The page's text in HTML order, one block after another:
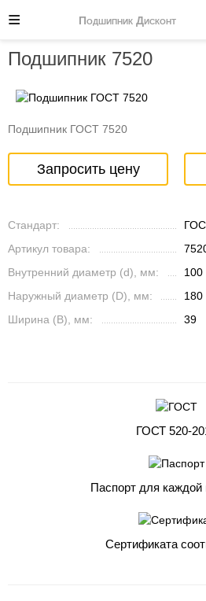
Подшипник 7520
Подшипник ГОСТ 7520
Запросить цену
Стандарт:
Артикул товара:
Внутренний диаметр (d), мм:
100
Наружный диаметр (D), мм:
180
Ширина (B), мм:
39
ГОСТ 520-
Паспорт для каждой
Сертификата
Подшипник Дисконт